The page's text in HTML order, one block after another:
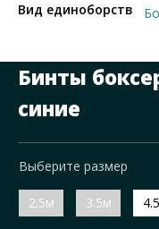
Вид единоборств
Бинты
синие
Выберите размер
2.5м 3.5м